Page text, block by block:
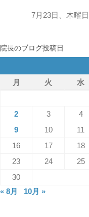
7月23日、木曜
院長のブログ投稿日
月
火 水
2
3 4
9
10 11
16
17 18
23
24 25
30
« 8月
10月 »